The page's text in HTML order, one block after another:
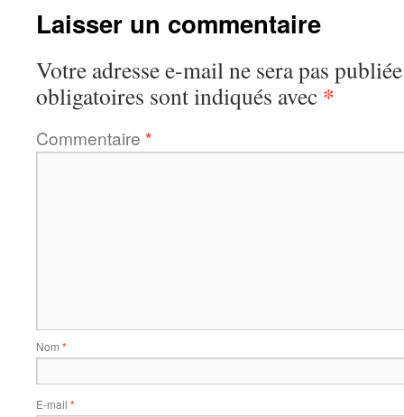
Laisser un commentaire
Votre adresse e-mail ne sera pas
obligatoires sont indiqués avec *
Commentaire *
Nom *
E-mail *